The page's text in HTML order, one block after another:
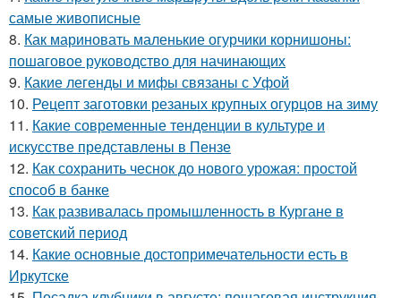
самые живописные
8. Как мариновать маленькие огурчики корнишоны:
пошаговое руководство для начинающих
9. Какие легенды и мифы связаны с Уфой
10. Рецепт заготовки резаных крупных огурцов на зиму
11. Какие современные тенденции в культуре и
искусстве представлены в Пензе
12. Как сохранить чеснок до нового урожая: простой
способ в банке
13. Как развивалась промышленность в Кургане в
советский период
14. Какие основные достопримечательности есть в
Иркутске